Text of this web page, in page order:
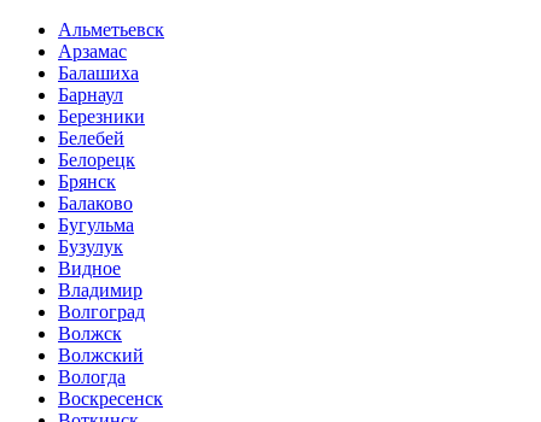
Альметьевск
Арзамас
Балашиха
Барнаул
Березники
Белебей
Белорецк
Брянск
Балаково
Бугульма
Бузулук
Видное
Владимир
Волгоград
Волжск
Волжский
Вологда
Воскресенск